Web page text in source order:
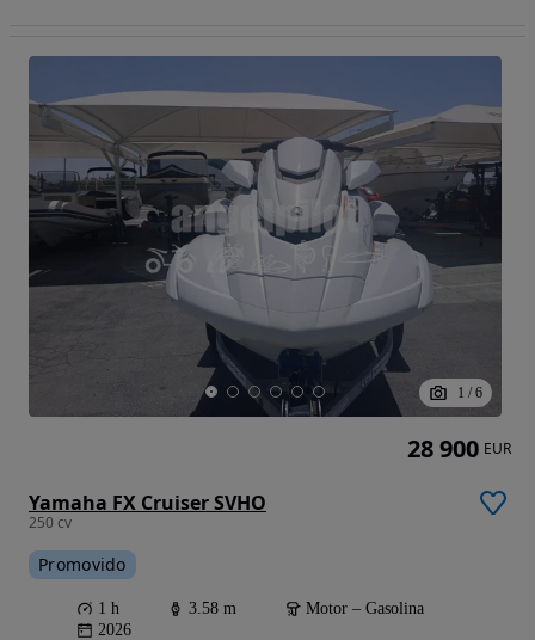
1 / 6
Yamaha FX Cruiser SVHO
250 cv
Promovido
1 h 3.58 m
Motor – Gasolina
2026
28 900 EUR